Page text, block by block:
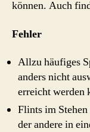
können. Auch
Fehler
Allzu häufiges
anders nicht
erreicht werden
Flints im
der andere in